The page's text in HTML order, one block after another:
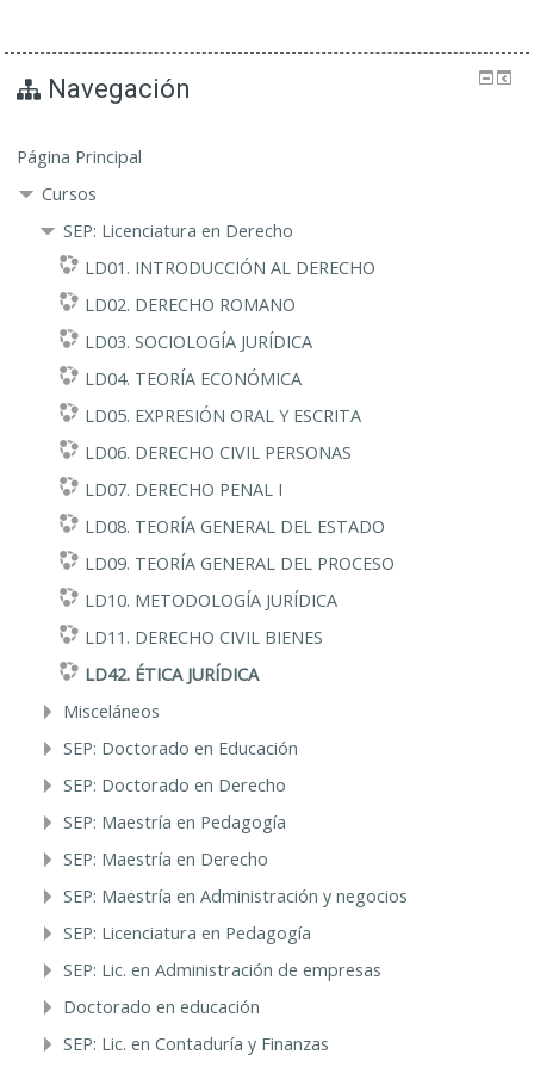
Navegación
Página Principal
Cursos
SEP: Licenciatura en Derecho
LD01. INTRODUCCIÓN AL DERECHO
LD02. DERECHO ROMANO
LD03. SOCIOLOGÍA JURÍDICA
LD04. TEORÍA ECONÓMICA
LD05. EXPRESIÓN ORAL Y ESCRITA
LD06. DERECHO CIVIL PERSONAS
LD07. DERECHO PENAL I
LD08. TEORÍA GENERAL DEL ESTADO
LD09. TEORÍA GENERAL DEL PROCESO
LD10. METODOLOGÍA JURÍDICA
LD11. DERECHO CIVIL BIENES
LD42. ÉTICA JURÍDICA
Misceláneos
SEP: Doctorado en Educación
SEP: Doctorado en Derecho
SEP: Maestría en Pedagogía
SEP: Maestría en Derecho
SEP: Maestría en Administración y negocios
SEP: Licenciatura en Pedagogía
SEP: Lic. en Administración de empresas
Doctorado en educación
SEP: Lic. en Contaduría y Finanzas